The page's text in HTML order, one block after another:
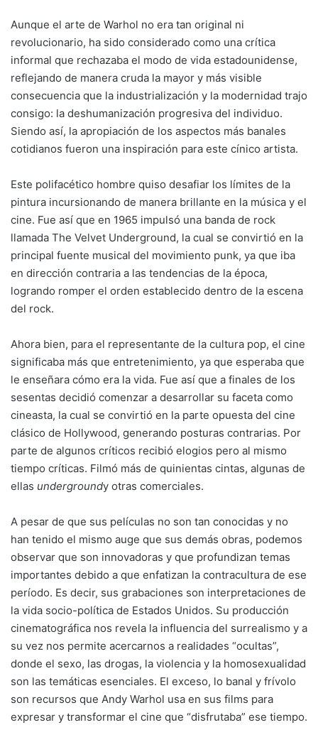
Aunque el arte de Warhol no era tan original ni
revolucionario, ha sido considerado como una crítica
informal que rechazaba el modo de vida estadounidense,
reflejando de manera cruda la mayor y más visible
consecuencia que la industrialización y la modernidad trajo
consigo: la deshumanización progresiva del individuo.
Siendo así, la apropiación de los aspectos más banales
cotidianos fueron una inspiración para este cínico artista.
Este polifacético hombre quiso desafiar los límites de la
pintura incursionando de manera brillante en la música y el
cine. Fue así que en 1965 impulsó una banda de rock
llamada The Velvet Underground, la cual se convirtió en la
principal fuente musical del movimiento punk, ya que iba
en dirección contraria a las tendencias de la época,
logrando romper el orden establecido dentro de la escena
del rock.
Ahora bien, para el representante de la cultura pop, el cine
significaba más que entretenimiento, ya que esperaba que
le enseñara cómo era la vida. Fue así que a finales de los
sesentas decidió comenzar a desarrollar su faceta como
cineasta, la cual se convirtió en la parte opuesta del cine
clásico de Hollywood, generando posturas contrarias. Por
parte de algunos críticos recibió elogios pero al mismo
tiempo críticas. Filmó más de quinientas cintas, algunas de
ellas undergroundy otras comerciales.
A pesar de que sus películas no son tan conocidas y no
han tenido el mismo auge que sus demás obras, podemos
observar que son innovadoras y que profundizan temas
importantes debido a que enfatizan la contracultura de ese
período. Es decir, sus grabaciones son interpretaciones de
la vida socio-política de Estados Unidos. Su producción
cinematográfica nos revela la influencia del surrealismo y a
su vez nos permite acercarnos a realidades “ocultas”,
donde el sexo, las drogas, la violencia y la homosexualidad
son las temáticas esenciales. El exceso, lo banal y frívolo
son recursos que Andy Warhol usa en sus films para
expresar y transformar el cine que “disfrutaba” ese tiempo.